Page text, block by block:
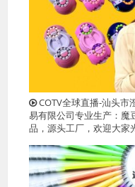
COTV全球直播-汕头市
易有限公司专业生产：魔
品，源头工厂，欢迎大家